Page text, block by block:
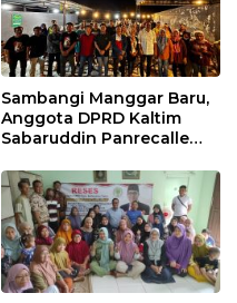
Sambangi Manggar Baru,
Anggota DPRD Kaltim
Sabaruddin Panrecalle
Balikpapan